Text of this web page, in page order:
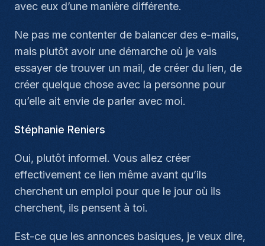
avec eux d’une manière différente.
Ne pas me contenter de balancer des e-mails,
mais plutôt avoir une démarche où je vais
essayer de trouver un mail, de créer du lien, de
créer quelque chose avec la personne pour
qu’elle ait envie de parler avec moi.
Stéphanie Reniers
Oui, plutôt informel. Vous allez créer
effectivement ce lien même avant qu’ils
cherchent un emploi pour que le jour où ils
cherchent, ils pensent à toi.
Est-ce que les annonces basiques, je veux dire,